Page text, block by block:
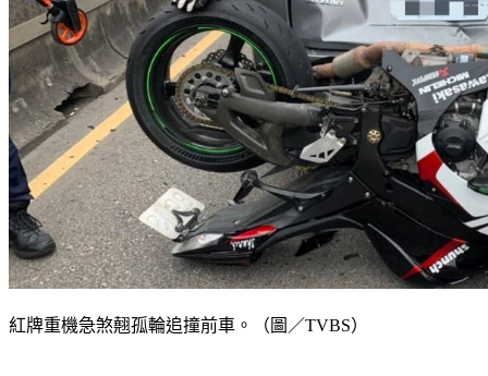
紅牌重機急煞翹孤輪追撞前車。（圖／TVBS）